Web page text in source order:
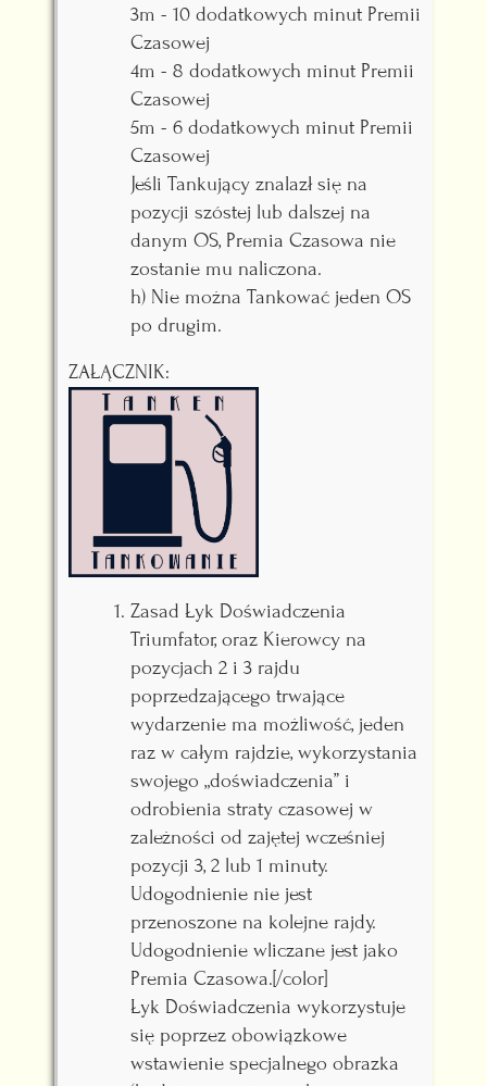
3m - 10 dodatkowych minut Premii
Czasowej
4m - 8 dodatkowych minut Premii
Czasowej
5m - 6 dodatkowych minut Premii
Czasowej
Jeśli Tankujący znalazł się na
pozycji szóstej lub dalszej na
danym OS, Premia Czasowa nie
zostanie mu naliczona.
h) Nie można Tankować jeden OS
po drugim.
ZAŁĄCZNIK:
Zasad Łyk Doświadczenia
Triumfator, oraz Kierowcy na
pozycjach 2 i 3 rajdu
poprzedzającego trwające
wydarzenie ma możliwość, jeden
raz w całym rajdzie, wykorzystania
swojego „doświadczenia” i
odrobienia straty czasowej w
zależności od zajętej wcześniej
pozycji 3, 2 lub 1 minuty.
Udogodnienie nie jest
przenoszone na kolejne rajdy.
Udogodnienie wliczane jest jako
Premia Czasowa.[/color]
Łyk Doświadczenia wykorzystuje
się poprzez obowiązkowe
wstawienie specjalnego obrazka